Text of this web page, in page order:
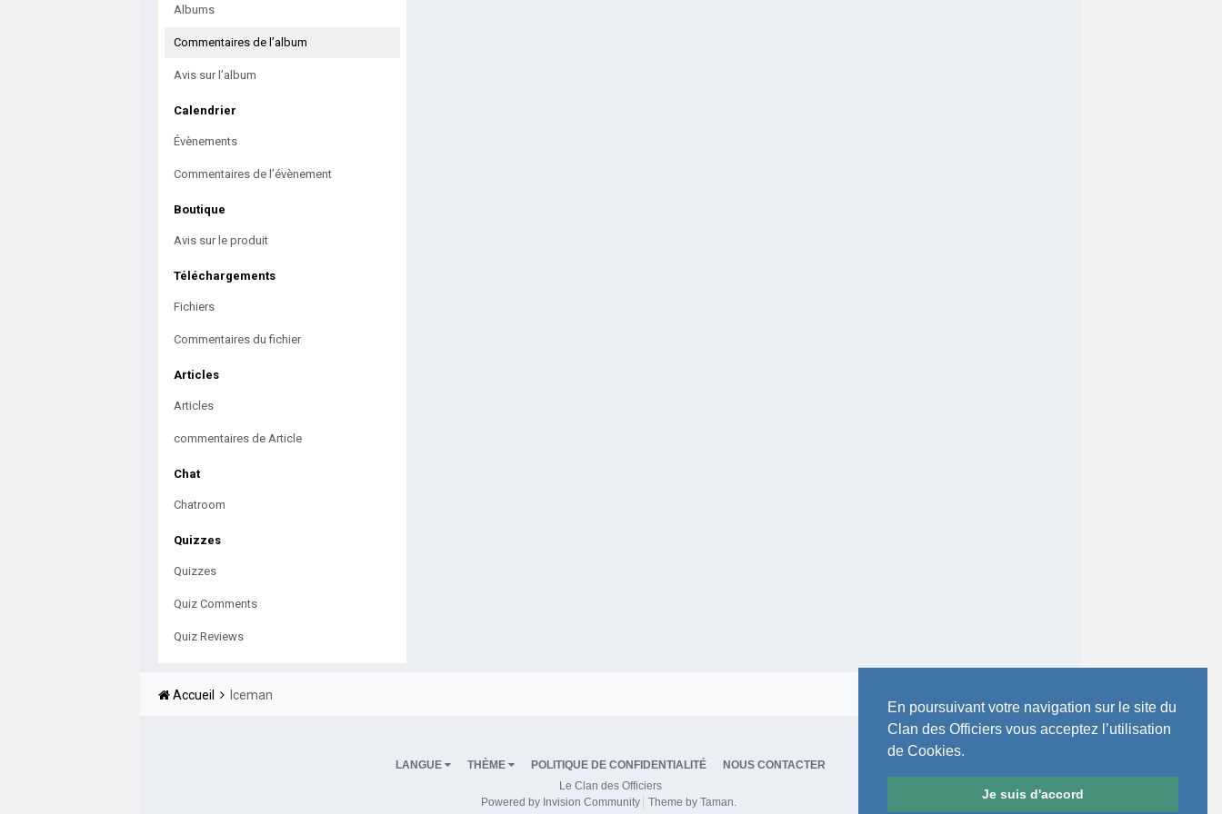
En poursuivant votre navigation sur le site du
Clan des Officiers vous acceptez l’utilisation
de Cookies.
Je suis d'accord
Albums
Commentaires de l’album
Avis sur l’album
Calendrier
Évènements
Commentaires de l’évènement
Boutique
Avis sur le produit
Téléchargements
Fichiers
Commentaires du fichier
Articles
Articles
commentaires de Article
Chat
Chatroom
Quizzes
Quizzes
Quiz Comments
Quiz Reviews
Accueil Iceman
LANGUE THÈME POLITIQUE DE CONFIDENTIALITÉ
NOUS CONTACTER
Le Clan des Officiers
Powered by Invision Community
Theme by Taman.